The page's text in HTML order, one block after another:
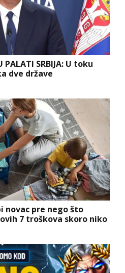
PALATI SRBIJA: U toku
dve države
novac pre nego što
7 troškova skoro niko